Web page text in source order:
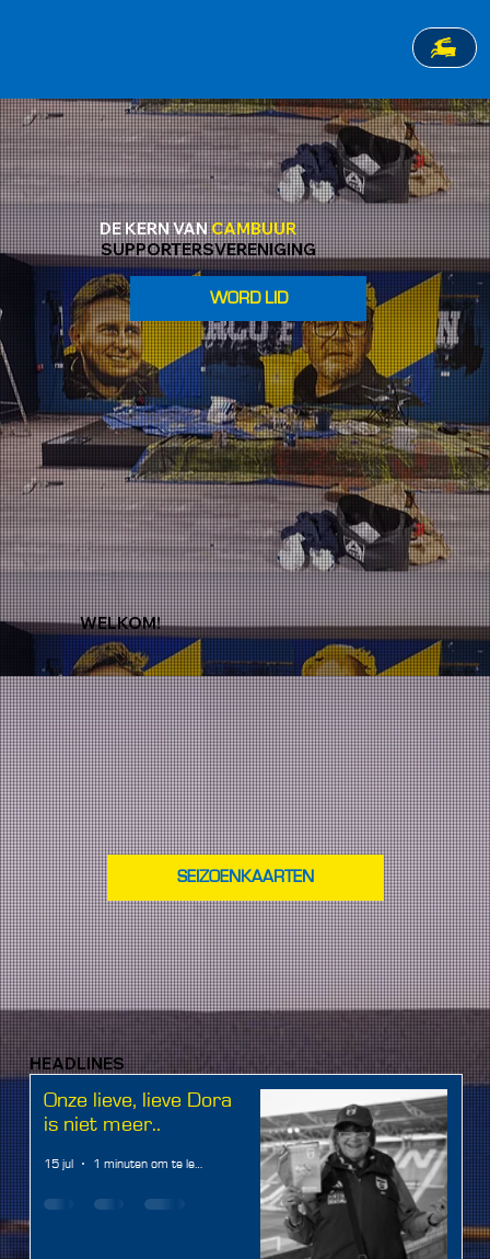
DE KERN VAN CAMBUUR
SUPPORTERSVERENIGING
WORD LID
WELKOM!
SEIZOENKAARTEN
HEADLINES
Onze lieve, lieve Dora
is niet meer..
15 jul 1 minuten om te lezen